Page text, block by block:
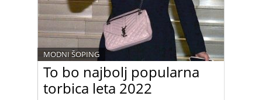
To bo najbolj popularna
torbica leta 2022
MODNI ŠOPING